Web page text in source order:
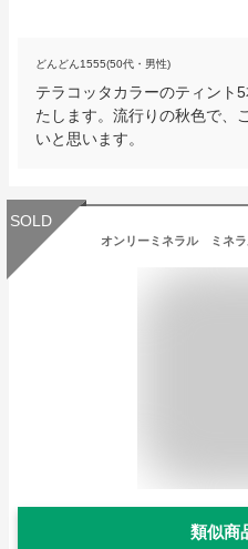
どんどん1555(50代・男性)
テラコッタカラーのティント
たします。流行りの秋色で、
いと思います。
SOLD
オンリーミネラル ミネ
類似商